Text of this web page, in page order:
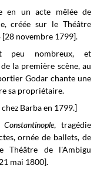
en un acte mêlée de
créée sur le Théâtre
novembre 1799].
peu nombreux, et
la première scène, au
Godar chante une
sa propriétaire.
Barba en 1799.]
, tragédie
ornée de ballets, de
Théâtre de l'Ambigu
mai 1800].